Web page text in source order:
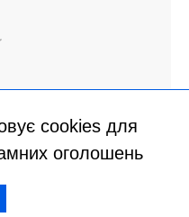
cookies для
оголошень